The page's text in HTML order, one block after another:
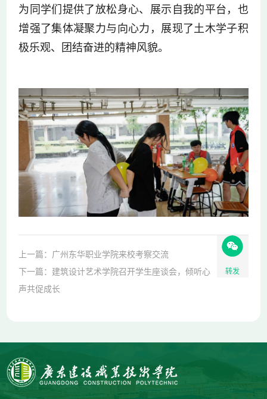
为同学们提供了放松身心、展示自我的平台，也
增强了集体凝聚力与向心力，展现了土木学子积
极乐观、团结奋进的精神风貌。
转发
上一篇：广州东华职业学院来校考察交流
下一篇：建筑设计艺术学院召开学生座谈会，倾听心
声共促成长